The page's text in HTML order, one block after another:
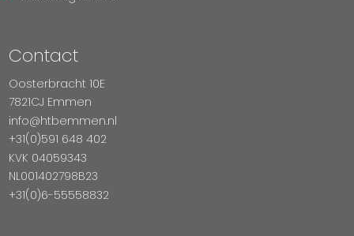
Contact
Oosterbracht 10E
7821CJ Emmen
info@htbemmen.nl
+31(0)591 648 402
KVK 04059343
NL001402798B23
+31(0)6-55558832